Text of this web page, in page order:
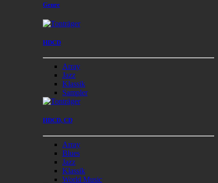
Genre
HDCD
Array
Jazz
Klassik
Sampler
HDCD, CD
Array
Blues
Jazz
Klassik
World Music